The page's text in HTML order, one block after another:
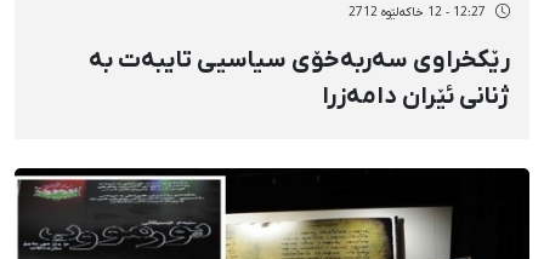
12:27 - 12 خاکەلێوه 2712
رێكخراوی سەربەخۆی سیاسیی تایبەت بە
ژنانی ئێران دامەزرا